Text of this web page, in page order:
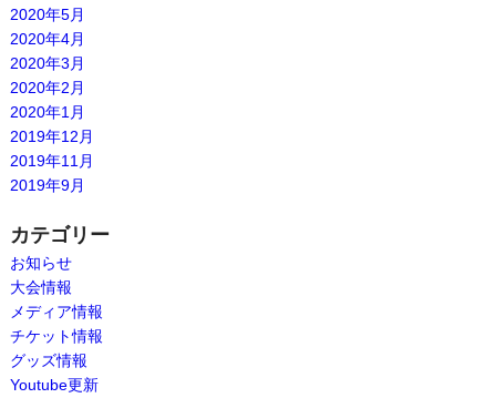
2020年5月
2020年4月
2020年3月
2020年2月
2020年1月
2019年12月
2019年11月
2019年9月
カテゴリー
お知らせ
大会情報
メディア情報
チケット情報
グッズ情報
Youtube更新